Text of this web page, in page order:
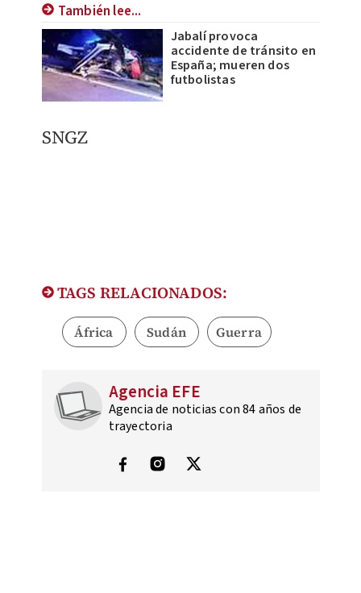
También lee...
Jabalí provoca
accidente de tránsito en
España; mueren dos
futbolistas
SNGZ
TAGS RELACIONADOS:
África Sudán Guerra
Agencia EFE
Agencia de noticias con 84 años de
trayectoria